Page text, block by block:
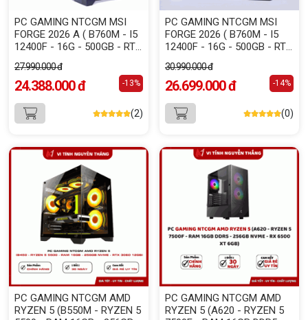
PC GAMING NTCGM MSI
FORGE 2026 A ( B760M - I5
12400F - 16G - 500GB - RTX
27.990.000 đ
24.388.000 đ -13%
(2)
PC GAMING NTCGM MSI
FORGE 2026 ( B760M - I5
12400F - 16G - 500GB - RTX
30.990.000 đ
26.699.000 đ -14%
(0)
PC GAMING NTCGM AMD
RYZEN 5 (B550M - RYZEN 5
PC GAMING NTCGM AMD
RYZEN 5 (A620 - RYZEN 5